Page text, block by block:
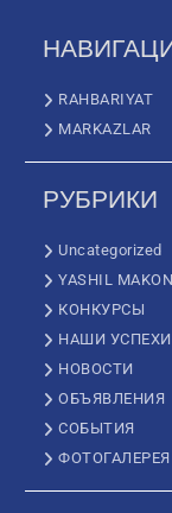
RAHBARIYAT
MARKAZLAR
РУБРИКИ
Uncategorized
YASHIL MAKON
КОНКУРСЫ
НАШИ УСПЕХИ
НОВОСТИ
ОБЪЯВЛЕНИЯ
СОБЫТИЯ
ФОТОГАЛЕРЕЯ